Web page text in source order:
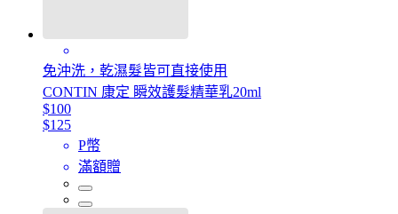
免沖洗，乾濕髮皆可直接使用
CONTIN 康定 瞬效護髮精華乳20ml
$100
$125
P幣
滿額贈